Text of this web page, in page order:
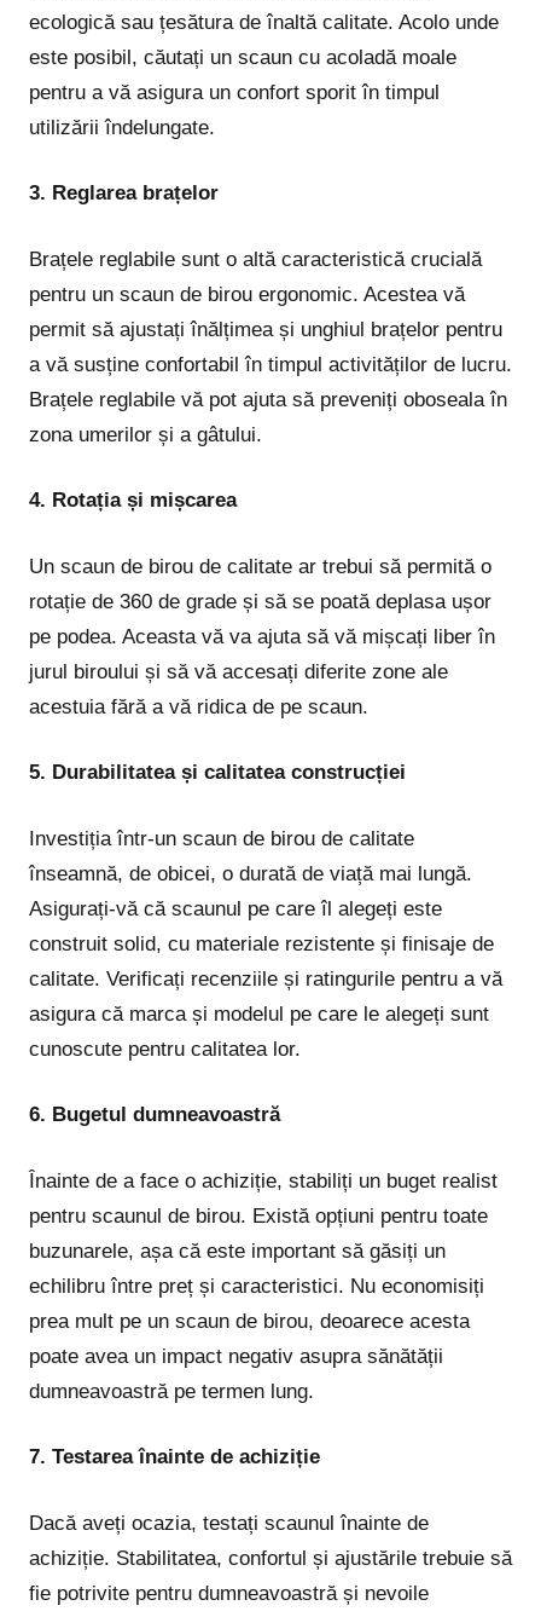
ecologică sau țesătura de înaltă calitate. Acolo unde
este posibil, căutați un scaun cu acoladă moale
pentru a vă asigura un confort sporit în timpul
utilizării îndelungate.
3. Reglarea brațelor
Brațele reglabile sunt o altă caracteristică crucială
pentru un scaun de birou ergonomic. Acestea vă
permit să ajustați înălțimea și unghiul brațelor pentru
a vă susține confortabil în timpul activităților de lucru.
Brațele reglabile vă pot ajuta să preveniți oboseala în
zona umerilor și a gâtului.
4. Rotația și mișcarea
Un scaun de birou de calitate ar trebui să permită o
rotație de 360 de grade și să se poată deplasa ușor
pe podea. Aceasta vă va ajuta să vă mișcați liber în
jurul biroului și să vă accesați diferite zone ale
acestuia fără a vă ridica de pe scaun.
5. Durabilitatea și calitatea construcției
Investiția într-un scaun de birou de calitate
înseamnă, de obicei, o durată de viață mai lungă.
Asigurați-vă că scaunul pe care îl alegeți este
construit solid, cu materiale rezistente și finisaje de
calitate. Verificați recenziile și ratingurile pentru a vă
asigura că marca și modelul pe care le alegeți sunt
cunoscute pentru calitatea lor.
6. Bugetul dumneavoastră
Înainte de a face o achiziție, stabiliți un buget realist
pentru scaunul de birou. Există opțiuni pentru toate
buzunarele, așa că este important să găsiți un
echilibru între preț și caracteristici. Nu economisiți
prea mult pe un scaun de birou, deoarece acesta
poate avea un impact negativ asupra sănătății
dumneavoastră pe termen lung.
7. Testarea înainte de achiziție
Dacă aveți ocazia, testați scaunul înainte de
achiziție. Stabilitatea, confortul și ajustările trebuie să
fie potrivite pentru dumneavoastră și nevoile